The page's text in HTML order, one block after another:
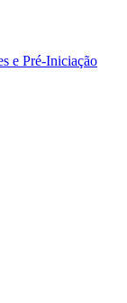
e Pré-Iniciação